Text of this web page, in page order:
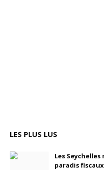
LES PLUS LUS
Les
paradis